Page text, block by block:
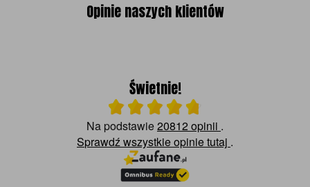
Opinie naszych klientów
Świetnie!
Ocena średnia 4.8 na 5
Na podstawie20812 opinii .
Sprawdź wszystkie opinietutaj .